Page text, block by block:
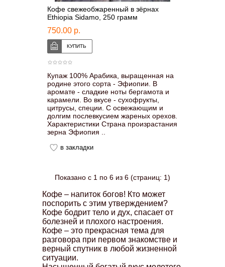
Кофе свежеобжаренный в зёрнах
Ethiopia Sidamo, 250 грамм
750.00 р.
Купаж 100% Арабика, выращенная на
родине этого сорта - Эфиопии. В
аромате - сладкие ноты бергамота и
карамели. Во вкусе - сухофрукты,
цитрусы, специи. С освежающим и
долгим послевкусием жареных орехов.
Характеристики Страна произрастания
зерна Эфиопия ..
в закладки
Показано с 1 по 6 из 6 (страниц: 1)
Кофе – напиток богов! Кто может
поспорить с этим утверждением?
Кофе бодрит тело и дух, спасает от
болезней и плохого настроения.
Кофе – это прекрасная тема для
разговора при первом знакомстве и
верный спутник в любой жизненной
ситуации.